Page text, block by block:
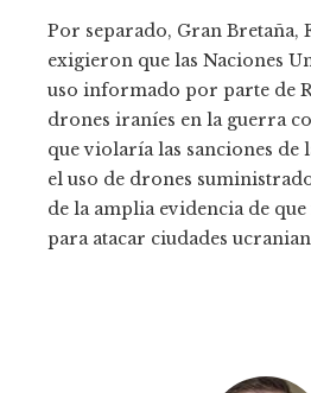
Por separado, Gran Bretaña,
exigieron que las Naciones
uso informado por parte de
drones iraníes en la guerra
que violaría las sanciones de
el uso de drones
de la amplia evidencia de
para atacar ciudades